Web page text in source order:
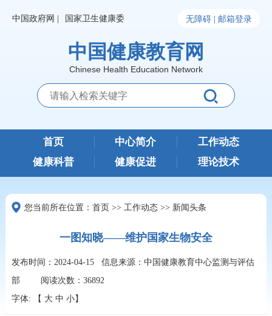
中国政府网 | 国家卫生健康委 无障碍 | 邮箱登录
中国健康教育网
Chinese Health Education Network
首页 中心简介
工作动态
健康科普
健康促进 理论技术
您当前所在位置： 首页 >> 工作动态>> 新闻头条
一图知晓——维护国家生物安全
发布时间：2024-04-15
信息来源：中国健康教育中心监测与评估
部
阅读次数： 36892
字体: 【 大 中 小】